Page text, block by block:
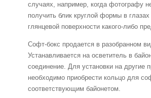
случаях, например, когда фотографу
получить блик круглой формы в
глянцевой поверхности какого-либо
Софт-бокс продается в разобранном
Устанавливается на осветитель в
соединение. Для установки на другие
необходимо приобрести кольцо для
соответствующим байонетом.